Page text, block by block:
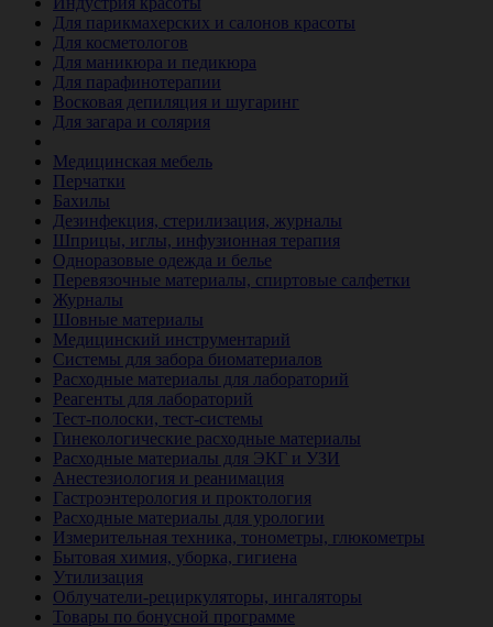
Для парикмахерских и салонов красоты
Для косметологов
Для маникюра и педикюра
Для парафинотерапии
Восковая депиляция и шугаринг
Для загара и солярия
Медицинская мебель
Перчатки
Бахилы
Дезинфекция, стерилизация, журналы
Шприцы, иглы, инфузионная терапия
Одноразовые одежда и белье
Перевязочные материалы, спиртовые салфетки
Журналы
Шовные материалы
Медицинский инструментарий
Системы для забора биоматериалов
Расходные материалы для лабораторий
Реагенты для лабораторий
Тест-полоски, тест-системы
Гинекологические расходные материалы
Расходные материалы для ЭКГ и УЗИ
Анестезиология и реанимация
Гастроэнтерология и проктология
Расходные материалы для урологии
Измерительная техника, тонометры, глюкометры
Бытовая химия, уборка, гигиена
Утилизация
Облучатели-рециркуляторы, ингаляторы
Товары по бонусной программе